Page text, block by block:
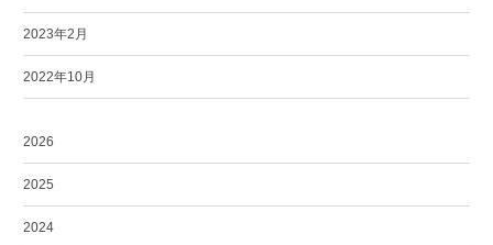
2023年2月
2022年10月
2026
2025
2024